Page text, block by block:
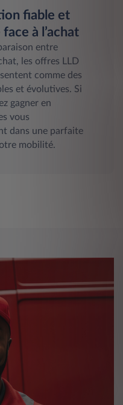
fiable et
à l’achat
entre
les offres LLD
comme des
et évolutives. Si
gagner en
vous
dans une parfaite
mobilité.